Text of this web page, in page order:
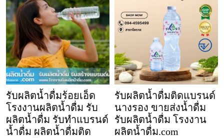
รับผลิตน้ำดื่มร้อยเอ็ด
โรงงานผลิตน้ำดื่ม รับ
ผลิตน้ำดื่ม รับทำแบรนด์
น้ำดื่ม ผลิตน้ำดื่มติด
รับผลิตน้ำดื่มติดแบรนด์
นางรอง ขายส่งน้ำดื่ม
รับผลิตน้ำดื่ม โรงงาน
ผลิตน้ำดื่ม.com